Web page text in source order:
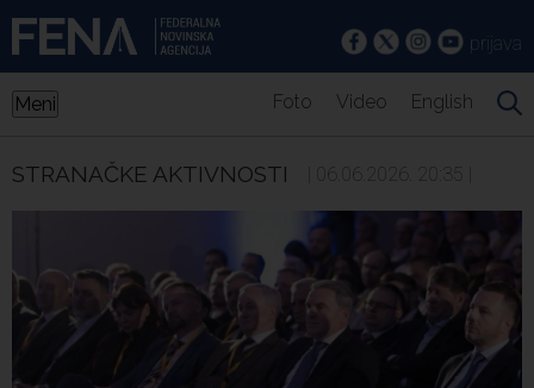
prijava
Meni Foto Video English
STRANAČKE AKTIVNOSTI | 06.06.2026. 20:35 |